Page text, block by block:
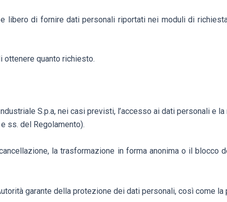
libero di fornire dati personali riportati nei moduli di
ottenere quanto richiesto.
S.p.a, nei casi previsti, l’accesso ai dati personali e
ss. del Regolamento).
la trasformazione in forma anonima o il blocco
garante della protezione dei dati personali, così come